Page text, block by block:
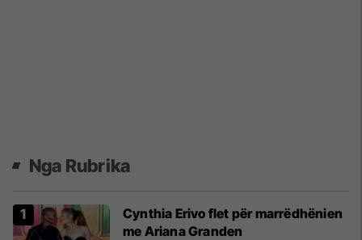
Nga Rubrika
Cynthia Erivo flet për marrëdhënien
me Ariana Granden